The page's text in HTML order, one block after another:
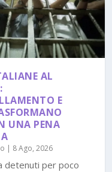
AL
E
UNA PENA
| 8 Ago, 2026
detenuti per poco